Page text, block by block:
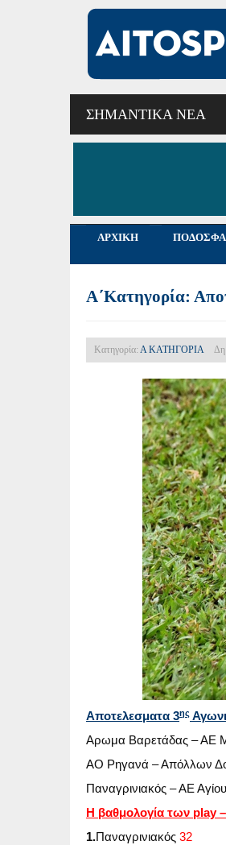
ΣΗΜΑΝΤΙΚΆ ΝΈΑ
ΑΡΧΙΚΗ
Α΄Κατηγορία:
Κατηγορία: Α ΚΑΤΗΓΟΡΙΑ
Αποτελεσματα 3ης
Αρωμα Βαρετάδας – ΑΕ
ΑΟ Ρηγανά – Απόλλων
Παναγρινιακός – ΑΕ
Η βαθμολογία των play–
1.Παναγρινιακός 32